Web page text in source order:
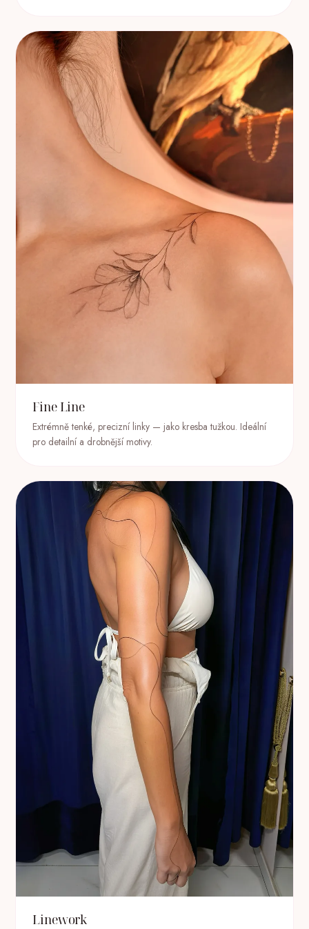
Fine Line
Extrémně tenké, precizní linky — jako kresba tužkou. Ideální
pro detailní a drobnější motivy.
Linework